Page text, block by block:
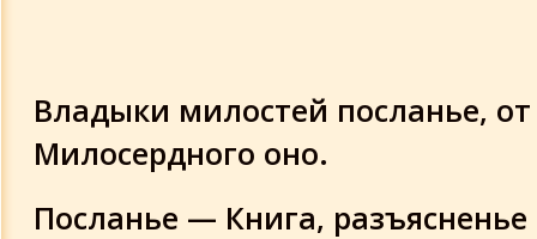
Владыки милостей посланье, от
Милосердного оно.
Посланье — Книга,